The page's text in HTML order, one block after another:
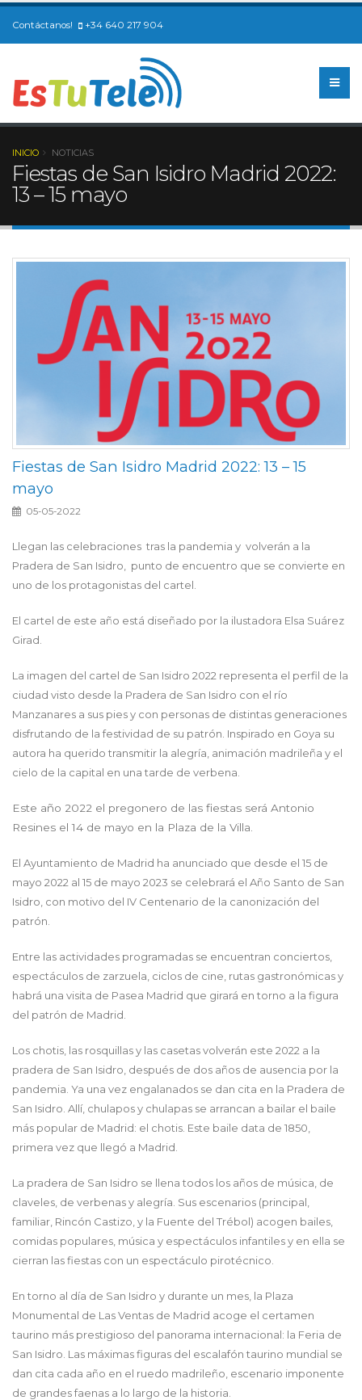
Contáctanos! +34 640 217 904
INICIO NOTICIAS
Fiestas de San Isidro Madrid 2022:
13 – 15 mayo
Fiestas de San Isidro Madrid 2022: 13 – 15
mayo
05-05-2022
Llegan las celebraciones tras la pandemia y volverán a la
Pradera de San Isidro, punto de encuentro que se convierte en
uno de los protagonistas del cartel.
El cartel de este año está diseñado por la ilustadora Elsa Suárez
Girad.
La imagen del cartel de San Isidro 2022 representa el perfil de la
ciudad visto desde la Pradera de San Isidro con el río
Manzanares a sus pies y con personas de distintas generaciones
disfrutando de la festividad de su patrón. Inspirado en Goya su
autora ha querido transmitir la alegría, animación madrileña y el
cielo de la capital en una tarde de verbena.
Este año 2022 el pregonero de las fiestas será Antonio
Resines el 14 de mayo en la Plaza de la Villa.
El Ayuntamiento de Madrid ha anunciado que desde el 15 de
mayo 2022 al 15 de mayo 2023 se celebrará el Año Santo de San
Isidro, con motivo del IV Centenario de la canonización del
patrón.
Entre las actividades programadas se encuentran conciertos,
espectáculos de zarzuela, ciclos de cine, rutas gastronómicas y
habrá una visita de Pasea Madrid que girará en torno a la figura
del patrón de Madrid.
Los chotis, las rosquillas y las casetas volverán este 2022 a la
pradera de San Isidro, después de dos años de ausencia por la
pandemia. Ya una vez engalanados se dan cita en la Pradera de
San Isidro. Allí, chulapos y chulapas se arrancan a bailar el baile
más popular de Madrid: el chotis. Este baile data de 1850,
primera vez que llegó a Madrid.
La pradera de San Isidro se llena todos los años de música, de
claveles, de verbenas y alegría. Sus escenarios (principal,
familiar, Rincón Castizo, y la Fuente del Trébol) acogen bailes,
comidas populares, música y espectáculos infantiles y en ella se
cierran las fiestas con un espectáculo pirotécnico.
En torno al día de San Isidro y durante un mes, la Plaza
Monumental de Las Ventas de Madrid acoge el certamen
taurino más prestigioso del panorama internacional: la Feria de
San Isidro. Las máximas figuras del escalafón taurino mundial se
dan cita cada año en el ruedo madrileño, escenario imponente
de grandes faenas a lo largo de la historia.